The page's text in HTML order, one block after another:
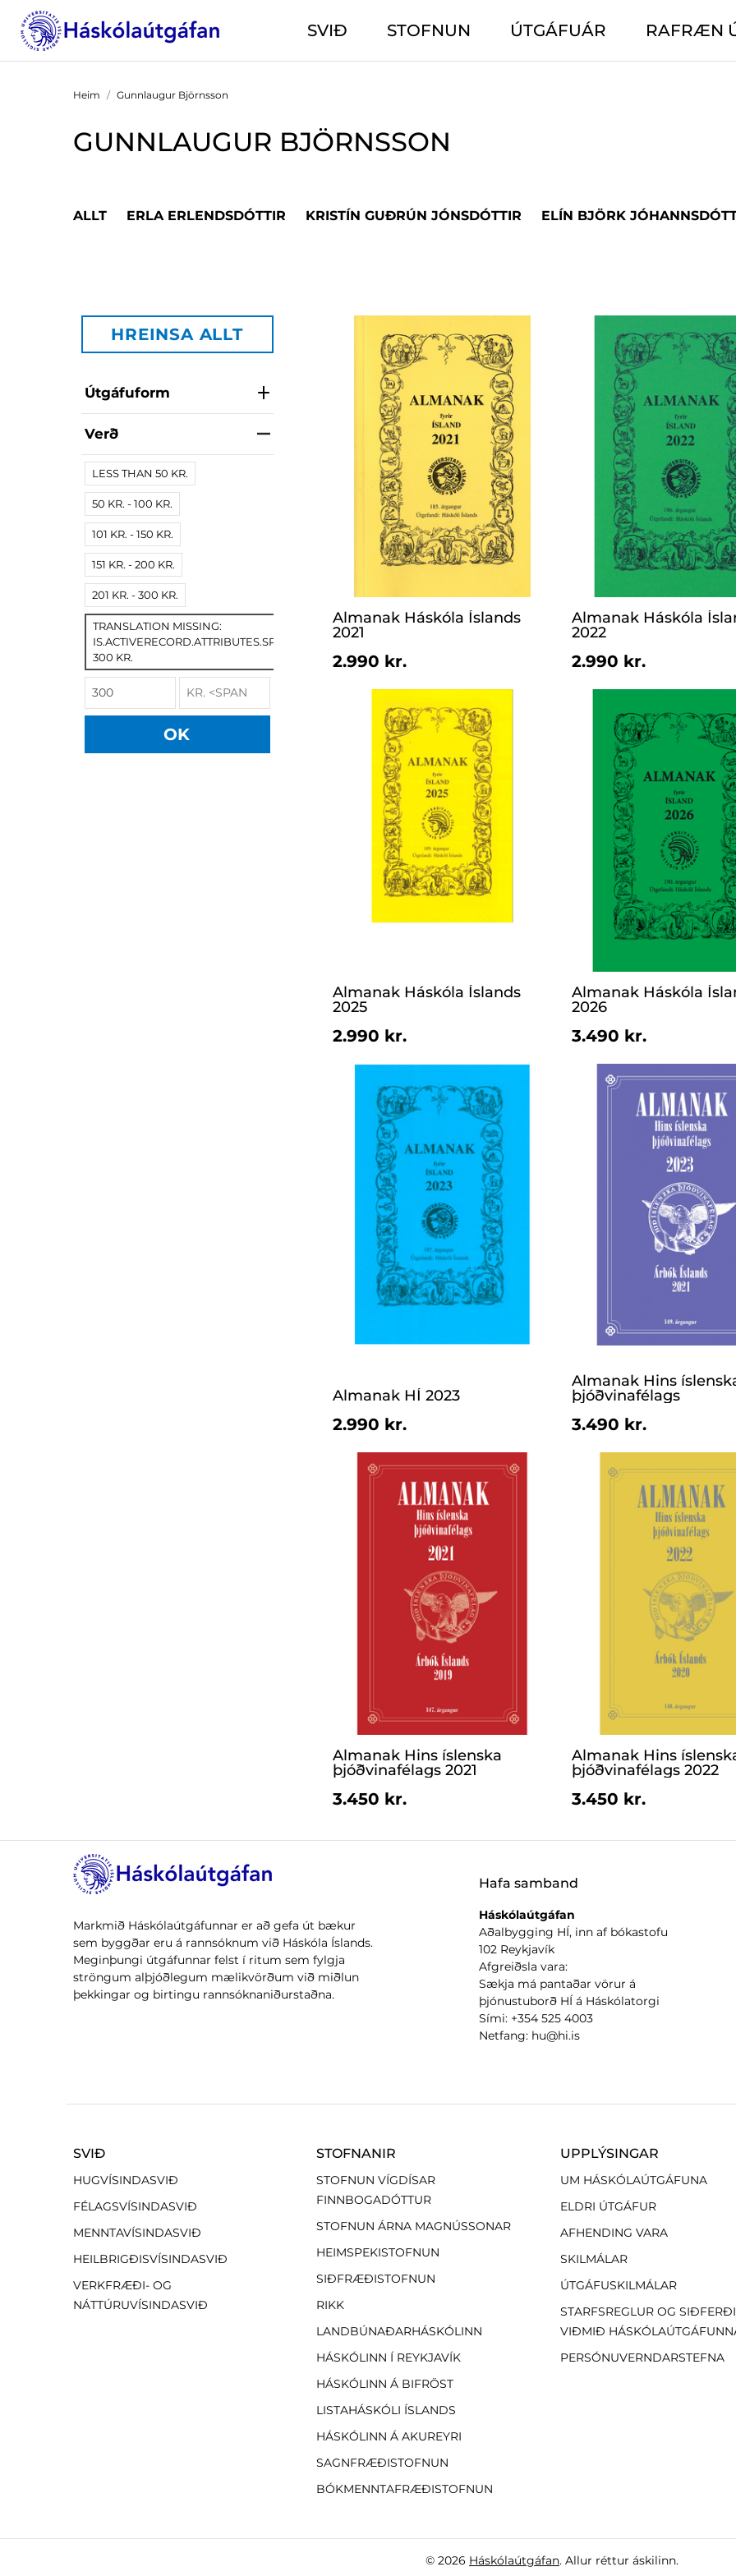
SVIÐ STOFNUN ÚTGÁFUÁR RAFRÆN
Heim Gunnlaugur Björnsson
GUNNLAUGUR BJÖRNSSON
ALLT ERLA ERLENDSDÓTTIR KRISTÍN GUÐRÚN JÓNSDÓTTIR ELÍN BJÖRK
HREINSA ALLT
Útgáfuform
Verð
LESS THAN 50 KR.
50 KR. - 100 KR.
101 KR. - 150 KR.
151 KR. - 200 KR.
201 KR. - 300 KR.
TRANSLATION MISSING:
IS.ACTIVERECORD.ATTRIBUTES.SPREE/PRODUCT.MORE_THAN
300 KR.
OK
Almanak Háskóla Íslands
2021
2.990 kr.
Almanak Háskóla
2022
2.990 kr.
Almanak Háskóla Íslands
2025
2.990 kr.
Almanak Háskóla
2026
3.490 kr.
Almanak HÍ 2023
2.990 kr.
Almanak Hins
þjóðvinafélags
3.490 kr.
Almanak Hins íslenska
þjóðvinafélags 2021
3.450 kr.
Almanak Hins
þjóðvinafélags 2022
3.450 kr.
Markmið Háskólaútgáfunnar er að gefa út bækur
sem byggðar eru á rannsóknum við Háskóla Íslands.
Meginþungi útgáfunnar felst í ritum sem fylgja
ströngum alþjóðlegum mælikvörðum við miðlun
þekkingar og birtingu rannsóknaniðurstaðna.
Hafa samband
Háskólaútgáfan
Aðalbygging HÍ, inn af bókastofu
102 Reykjavík
Afgreiðsla vara:
Sækja má pantaðar vörur á
þjónustuborð HÍ á Háskólatorgi
Sími: +354 525 4003
Netfang: hu@hi.is
SVIÐ
HUGVÍSINDASVIÐ
FÉLAGSVÍSINDASVIÐ
MENNTAVÍSINDASVIÐ
HEILBRIGÐISVÍSINDASVIÐ
VERKFRÆÐI- OG
NÁTTÚRUVÍSINDASVIÐ
STOFNANIR
STOFNUN VÍGDÍSAR
FINNBOGADÓTTUR
STOFNUN ÁRNA MAGNÚSSONAR
HEIMSPEKISTOFNUN
SIÐFRÆÐISTOFNUN
RIKK
LANDBÚNAÐARHÁSKÓLINN
HÁSKÓLINN Í REYKJAVÍK
HÁSKÓLINN Á BIFRÖST
LISTAHÁSKÓLI ÍSLANDS
HÁSKÓLINN Á AKUREYRI
SAGNFRÆÐISTOFNUN
BÓKMENNTAFRÆÐISTOFNUN
UPPLÝSINGAR
UM HÁSKÓLAÚTGÁFUNA
ELDRI ÚTGÁFUR
AFHENDING VARA
SKILMÁLAR
ÚTGÁFUSKILMÁLAR
STARFSREGLUR OG
VIÐMIÐ
PERSÓNUVERNDARSTEFNA
© 2026 Háskólaútgáfan. Allur réttur áskilinn.